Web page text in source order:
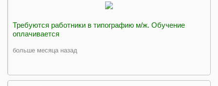
Требуются работники в типографию м/ж. Обучение
оплачивается
больше месяца назад